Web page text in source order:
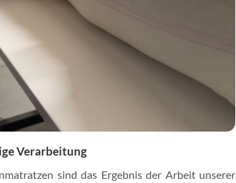
Verarbeitung
sind das Ergebnis der Arbeit unserer